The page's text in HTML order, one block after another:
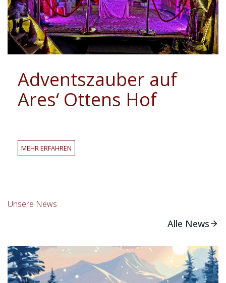
Adventszauber auf
Ares‘ Ottens Hof
MEHR ERFAHREN
auf
Unsere News
Alle News